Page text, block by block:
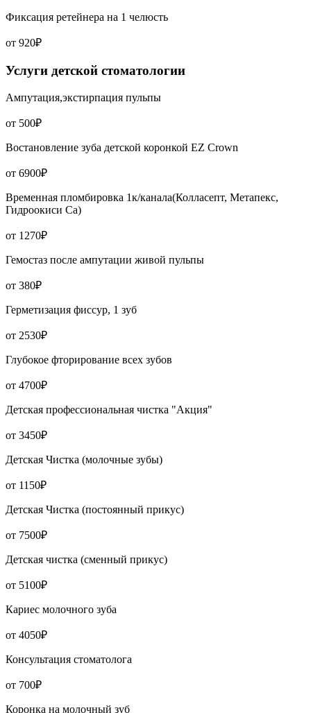
Фиксация ретейнера на 1 челюсть
от 920₽
Услуги детской стоматологии
Ампутация,экстирпация пульпы
от 500₽
Востановление зуба детской коронкой EZ Crown
от 6900₽
Временная пломбировка 1к/канала(Колласепт, Метапекс,
Гидроокиси Са)
от 1270₽
Гемостаз после ампутации живой пульпы
от 380₽
Герметизация фиссур, 1 зуб
от 2530₽
Глубокое фторирование всех зубов
от 4700₽
Детская профессиональная чистка "Акция"
от 3450₽
Детская Чистка (молочные зубы)
от 1150₽
Детская Чистка (постоянный прикус)
от 7500₽
Детская чистка (сменный прикус)
от 5100₽
Кариес молочного зуба
от 4050₽
Консультация стоматолога
от 700₽
Коронка на молочный зуб